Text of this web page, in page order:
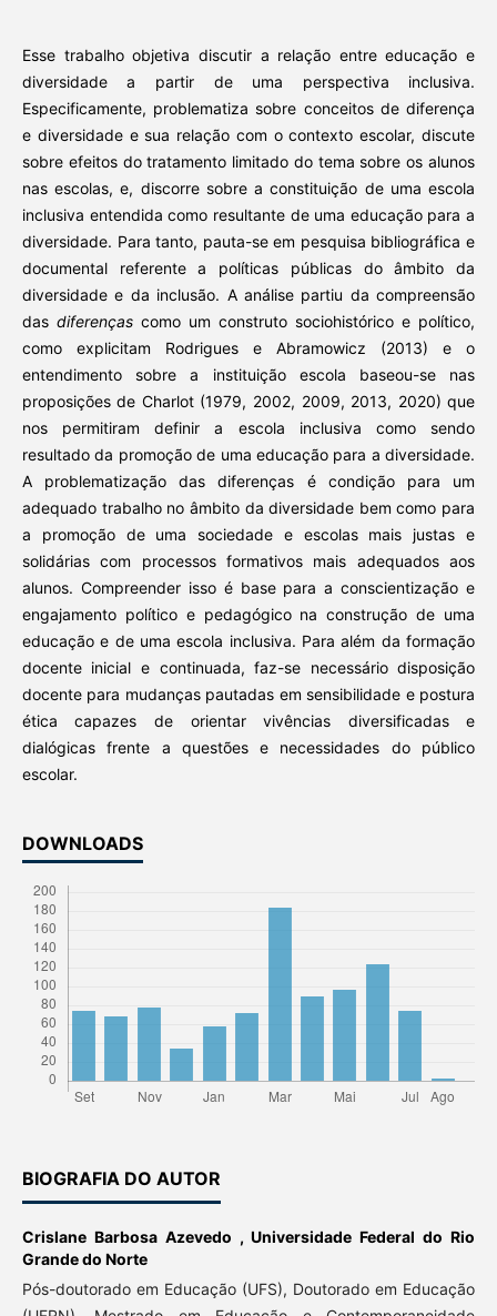
Esse trabalho objetiva discutir a relação entre educação e
diversidade a partir de uma perspectiva inclusiva.
Especificamente, problematiza sobre conceitos de diferença
e diversidade e sua relação com o contexto escolar, discute
sobre efeitos do tratamento limitado do tema sobre os alunos
nas escolas, e, discorre sobre a constituição de uma escola
inclusiva entendida como resultante de uma educação para a
diversidade. Para tanto, pauta-se em pesquisa bibliográfica e
documental referente a políticas públicas do âmbito da
diversidade e da inclusão. A análise partiu da compreensão
das diferençascomo um construto sociohistórico e político,
como explicitam Rodrigues e Abramowicz (2013) e o
entendimento sobre a instituição escola baseou-se nas
proposições de Charlot (1979, 2002, 2009, 2013, 2020) que
nos permitiram definir a escola inclusiva como sendo
resultado da promoção de uma educação para a diversidade.
A problematização das diferenças é condição para um
adequado trabalho no âmbito da diversidade bem como para
a promoção de uma sociedade e escolas mais justas e
solidárias com processos formativos mais adequados aos
alunos. Compreender isso é base para a conscientização e
engajamento político e pedagógico na construção de uma
educação e de uma escola inclusiva. Para além da formação
docente inicial e continuada, faz-se necessário disposição
docente para mudanças pautadas em sensibilidade e postura
ética capazes de orientar vivências diversificadas e
dialógicas frente a questões e necessidades do público
escolar.
DOWNLOADS
BIOGRAFIA DO AUTOR
Crislane Barbosa Azevedo ,Universidade Federal do Rio
Grande do Norte
Pós-doutorado em Educação (UFS), Doutorado em Educação